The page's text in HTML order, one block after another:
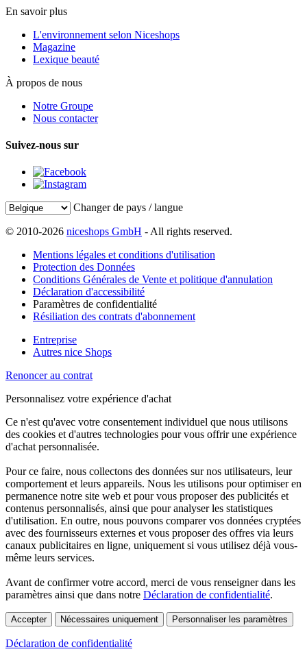
En savoir plus
L'environnement selon Niceshops
Magazine
Lexique beauté
À propos de nous
Notre Groupe
Nous contacter
Suivez-nous sur
Changer de pays / langue
© 2010-2026 niceshops GmbH - All rights reserved.
Mentions légales et conditions d'utilisation
Protection des Données
Conditions Générales de Vente et politique d'annulation
Déclaration d'accessibilité
Paramètres de confidentialité
Résiliation des contrats d'abonnement
Entreprise
Autres nice Shops
Renoncer au contrat
Personnalisez votre expérience d'achat
Ce n'est qu'avec votre consentement individuel que nous utilisons
des cookies et d'autres technologies pour vous offrir une expérience
d'achat personnalisée.
Pour ce faire, nous collectons des données sur nos utilisateurs, leur
comportement et leurs appareils. Nous les utilisons pour optimiser en
permanence notre site web et pour vous proposer des publicités et
contenus personnalisés, ainsi que pour analyser les statistiques
d'utilisation. En outre, nous pouvons comparer vos données cryptées
avec des fournisseurs externes et vous proposer des offres via leurs
canaux publicitaires en ligne, uniquement si vous utilisez déjà vous-
même leurs services.
Avant de confirmer votre accord, merci de vous renseigner dans les
paramètres ainsi que dans notre Déclaration de confidentialité.
Accepter Nécessaires uniquement Personnaliser les paramètres
Déclaration de confidentialité